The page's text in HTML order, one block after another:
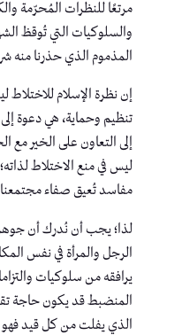
مرتعًا للنظرات المُحرّمة
والسلوكيات التي تُوقظ
المذموم الذي حذرنا منه
إن نظرة الإسلام
تنظيم وحماية، هي دعوة
إلى التعاون على الخير مع
ليس في منع الاختلاط
مفاسد تُعيق صفاء
لذا؛ يجب أن نُدرك أن
الرجل والمرأة في نفس
يرافقه من سلوكيات
المنضبط قد يكون حاجة
الذي يفلت من كل قيد